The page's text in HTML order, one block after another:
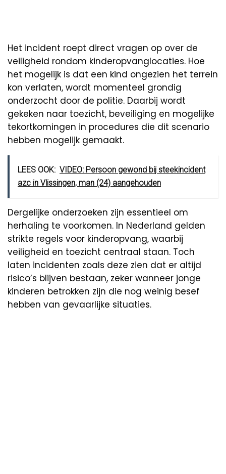
Het incident roept direct vragen op over de
veiligheid rondom kinderopvanglocaties. Hoe
het mogelijk is dat een kind ongezien het terrein
kon verlaten, wordt momenteel grondig
onderzocht door de politie. Daarbij wordt
gekeken naar toezicht, beveiliging en mogelijke
tekortkomingen in procedures die dit scenario
hebben mogelijk gemaakt.
LEES OOK: VIDEO: Persoon gewond bij steekincident
azc in Vlissingen, man (24) aangehouden
Dergelijke onderzoeken zijn essentieel om
herhaling te voorkomen. In Nederland gelden
strikte regels voor kinderopvang, waarbij
veiligheid en toezicht centraal staan. Toch
laten incidenten zoals deze zien dat er altijd
risico’s blijven bestaan, zeker wanneer jonge
kinderen betrokken zijn die nog weinig besef
hebben van gevaarlijke situaties.